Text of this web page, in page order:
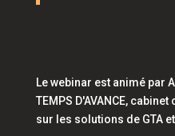
Le webinar est animé par
TEMPS D'AVANCE,
sur les solutions de GTA